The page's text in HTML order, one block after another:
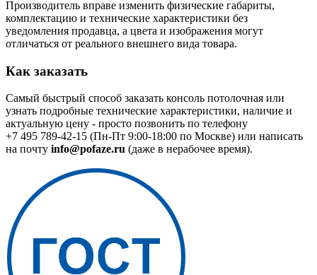
Производитель вправе изменить физические габариты,
комплектацию и технические характеристики без
уведомления продавца, а цвета и изображения могут
отличаться от реального внешнего вида товара.
Как заказать
Самый быстрый способ заказать консоль потолочная или
узнать подробные технические характеристики, наличие и
актуальную цену - просто позвонить по телефону
+7 495 789-42-15 (Пн-Пт 9:00-18:00 по Москве) или написать
на почту info@pofaze.ru (даже в нерабочее время).